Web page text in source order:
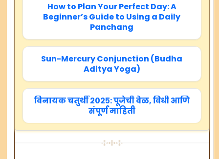
How to Plan Your Perfect Day: A
Beginner’s Guide to Using a Daily
Panchang
Sun-Mercury Conjunction (Budha
Aditya Yoga)
विनायक चतुर्थी २०२५: पूजेची वेळ, विधी आणि
संपूर्ण माहिती